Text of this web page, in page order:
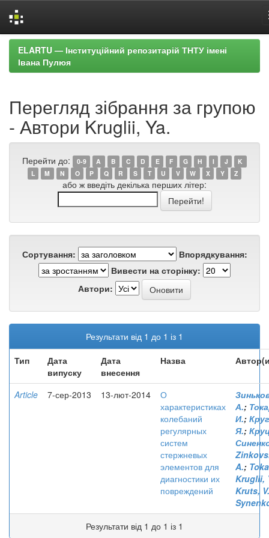
Skip
navigation
ELARTU — Інституційний репозитарій ТНТУ імені
Івана Пулюя
Перегляд зібрання за групою
- Автори Kruglii, Ya.
Перейти до: 0-9 A B C D E F G H I J
K
L
M N O P Q R S T U V W X Y Z
або ж введіть декілька перших літер:
Сортування:
Впорядкування:
Вивести на сторінку:
Автори:
Результати від 1 до 1 із 1
Тип
Дата
випуску
Дата
внесення
Назва
Article 7-сер-2013 13-лют-2014
О
характеристиках
колебаний
регулярных
систем
стержневых
элементов для
диагностики их
повреждений
А.;
И.;
Я.;
A.;
Kruglii,
Kruts, V.
Результати від 1 до 1 із 1